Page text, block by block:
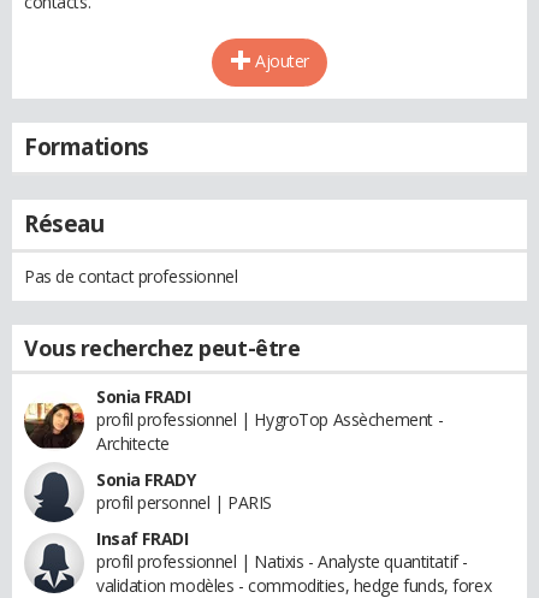
Ajouter
Formations
Réseau
Pas de contact professionnel
Vous recherchez peut-être
Sonia FRADI
profil professionnel | HygroTop Assèchement -
Architecte
Sonia FRADY
profil personnel | PARIS
Insaf FRADI
profil professionnel | Natixis - Analyste quantitatif -
validation modèles - commodities, hedge funds, forex